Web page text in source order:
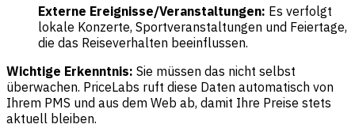
Externe Ereignisse/Veranstaltungen: Es verfolgt
lokale Konzerte, Sportveranstaltungen und Feiertage,
die das Reiseverhalten beeinflussen.
Wichtige Erkenntnis: Sie müssen das nicht selbst
überwachen. PriceLabs ruft diese Daten automatisch von
Ihrem PMS und aus dem Web ab, damit Ihre Preise stets
aktuell bleiben.